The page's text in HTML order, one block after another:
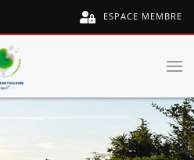
ESPACE MEMBRE